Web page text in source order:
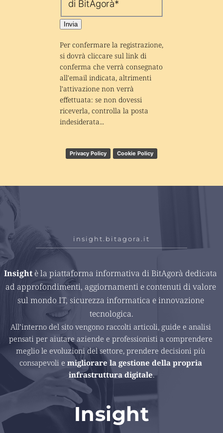
di BitAgorà*
Invia
Per confermare la registrazione,
si dovrà cliccare sul link di
conferma che verrà consegnato
all'email indicata, altrimenti
l'attivazione non verrà
effettuata: se non dovessi
riceverla, controlla la posta
indesiderata...
Privacy Policy Cookie Policy
insight.bitagora.it
Insight è la piattaforma informativa di BitAgorà dedicata
ad approfondimenti, aggiornamenti e contenuti di valore
sul mondo IT, sicurezza informatica e innovazione
tecnologica.
All’interno del sito vengono raccolti articoli, guide e analisi
pensati per aiutare aziende e professionisti a comprendere
meglio le evoluzioni del settore, prendere decisioni più
consapevoli e migliorare la gestione della propria
infrastruttura digitale.
Insight